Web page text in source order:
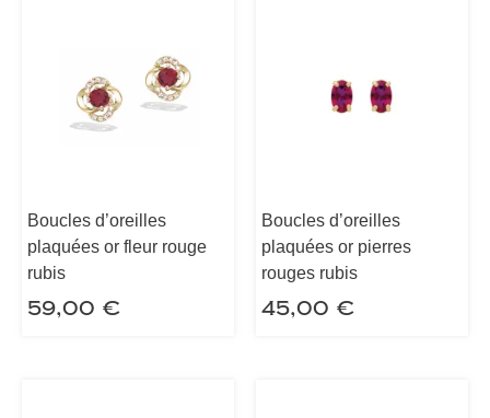
Boucles d’oreilles
plaquées or fleur rouge
rubis
59,00 €
Boucles d’oreilles
plaquées or pierres
rouges rubis
45,00 €